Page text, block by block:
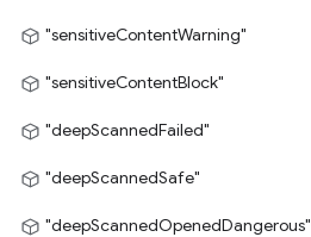
"sensitiveContentWarning"
"sensitiveContentBlock"
"deepScannedFailed"
"deepScannedSafe"
"deepScannedOpenedDangerous"